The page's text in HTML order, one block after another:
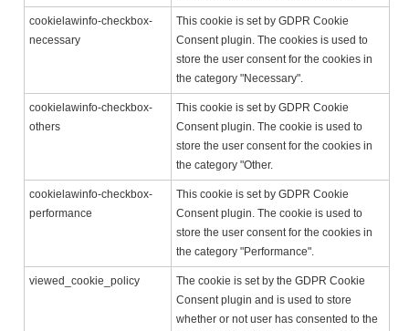
cookielawinfo-checkbox-
necessary
This cookie is set by GDPR Cookie
Consent plugin. The cookies is used to
store the user consent for the cookies in
the category "Necessary".
cookielawinfo-checkbox-
others
This cookie is set by GDPR Cookie
Consent plugin. The cookie is used to
store the user consent for the cookies in
the category "Other.
cookielawinfo-checkbox-
performance
This cookie is set by GDPR Cookie
Consent plugin. The cookie is used to
store the user consent for the cookies in
the category "Performance".
viewed_cookie_policy
The cookie is set by the GDPR Cookie
Consent plugin and is used to store
whether or not user has consented to the